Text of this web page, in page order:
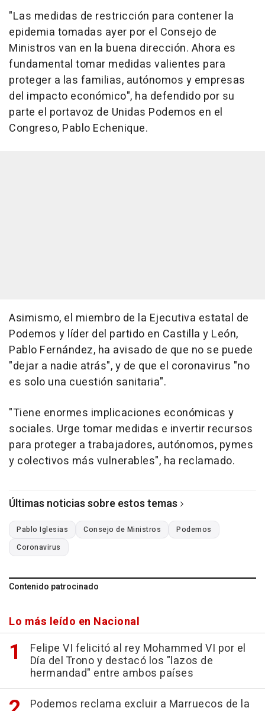
"Las medidas de restricción para contener la
epidemia tomadas ayer por el Consejo de
Ministros van en la buena dirección. Ahora es
fundamental tomar medidas valientes para
proteger a las familias, autónomos y empresas
del impacto económico", ha defendido por su
parte el portavoz de Unidas Podemos en el
Congreso, Pablo Echenique.
Asimismo, el miembro de la Ejecutiva estatal de
Podemos y líder del partido en Castilla y León,
Pablo Fernández, ha avisado de que no se puede
"dejar a nadie atrás", y de que el coronavirus "no
es solo una cuestión sanitaria".
"Tiene enormes implicaciones económicas y
sociales. Urge tomar medidas e invertir recursos
para proteger a trabajadores, autónomos, pymes
y colectivos más vulnerables", ha reclamado.
Últimas noticias sobre estos temas
Pablo Iglesias Consejo de Ministros
Podemos
Coronavirus
Contenido patrocinado
Lo más leído en Nacional
Felipe VI felicitó al rey Mohammed VI por el
Día del Trono y destacó los "lazos de
hermandad" entre ambos países
Podemos reclama excluir a Marruecos de la